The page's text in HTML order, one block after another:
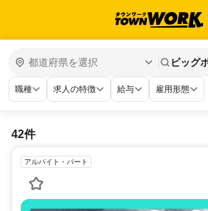
ビッグ
職種 求人の特徴 給与 雇用形態
42件
アルバイト・パート